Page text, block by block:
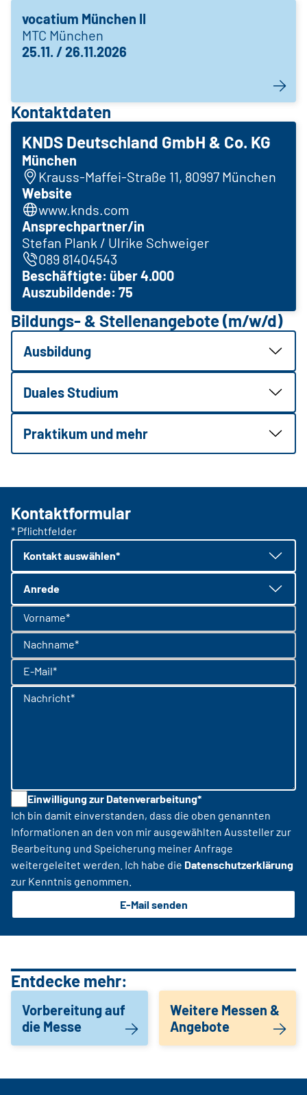
vocatium München II
MTC München
25.11. / 26.11.2026
Kontaktdaten
KNDS Deutschland GmbH & Co. KG
München
Krauss-Maffei-Straße 11, 80997 München
Website
www.knds.com
Ansprechpartner/in
Stefan Plank / Ulrike Schweiger
089 81404543
Beschäftigte: über 4.000
Auszubildende: 75
Bildungs- & Stellenangebote (m/w/d)
Ausbildung
Duales Studium
Praktikum und mehr
Kontaktformular
* Pflichtfelder
Kontakt auswählen*
Anrede
Vorname*
Nachname*
E-Mail*
Nachricht*
Einwilligung zur Datenverarbeitung*
Ich bin damit einverstanden, dass die oben genannten
Informationen an den von mir ausgewählten Aussteller zur
Bearbeitung und Speicherung meiner Anfrage
weitergeleitet werden. Ich habe die Datenschutzerklärung
zur Kenntnis genommen.
E-Mail senden
Entdecke mehr:
Vorbereitung auf
die Messe
Weitere Messen &
Angebote